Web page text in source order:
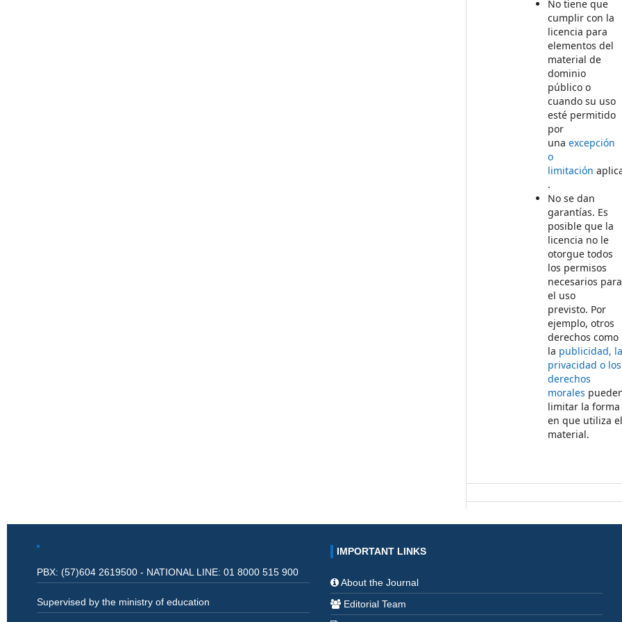
No tiene que
cumplir con la
licencia para
elementos del
material de
dominio
público o
cuando su uso
esté permitido
por
unaexcepción
o
limitación
.
No se dan
garantías. Es
posible que la
licencia no le
otorgue todos
los permisos
necesarios para
el uso
previsto. Por
ejemplo, otros
derechos como
la publicidad, la
privacidad o los
derechos
morales
limitar la forma
en que utiliza el
material.
PBX: (57)604 2619500 - NATIONAL LINE: 01 8000 515 900
Supervised by the ministry of education
IMPORTANT LINKS
About the Journal
Editorial Team